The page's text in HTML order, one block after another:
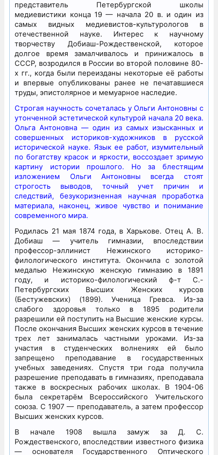
представитель Петербургской школы
медиевистики конца 19 — начала 20 в. и один из
самых видных медиевистов-культурологов в
отечественной науке. Интерес к научному
творчеству Добиаш-Рождественской, которое
долгое время замалчивалось и принижалось в
СССР, возродился в России во второй половине 80-
х гг., когда были переизданы некоторые её работы
и впервые опубликованы ранее не печатавшиеся
труды, эпистолярное и мемуарное наследие.
Строгая научность сочеталась у Ольги Антоновны с
утонченной эстетической культурой начала 20 века.
Ольга Антоновна — один из самых изысканных и
совершенных историков-художников в русской
исторической науке. Язык ее работ, изумительный
по богатству красок и яркости, воссоздает зримую
картину истории прошлого. Но за блестящим
изложением Ольги Антоновны всегда стоят
строгость выводов, точный учет причин и
следствий, безукоризненная научная проработка
материала, наконец, живое чувство и понимание
современного мира.
Родилась 21 мая 1874 года, в Харькове. Отец А. В.
Добиаш — учитель гимназии, впоследствии
профессор-эллинист Нежинского историко-
филологического института. Окончила с золотой
медалью Нежинскую женскую гимназию в 1891
году, и историко-филологический ф-т С.-
Петербургских Высших Женских курсов
(Бестужевских) (1899). Ученица Гревса. Из-за
слабого здоровья только в 1895 родители
разрешили ей поступить на Высшие женские курсы.
После окончания Высших женских курсов в течение
трех лет занималась частными уроками. Из-за
участия в студенческих волнениях ей было
запрещено преподавание в государственных
учебных заведениях. Спустя три года получила
разрешение преподавать в гимназиях, преподавала
также в воскресных рабочих школах. В 1904-06
была секретарём Всероссийского Учительского
союза. С 1907 — преподаватель, а затем профессор
Высших женских курсов.
В начале 1908 вышла замуж за Д. С.
Рождественского, впоследствии известного физика
— основателя Государственного Оптического